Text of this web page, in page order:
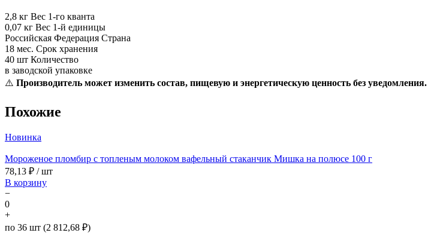
2,8 кг Вес 1-го кванта
0,07 кг Вес 1-й единицы
Российская Федерация Страна
18 мес. Срок хранения
40 шт Количество
в заводской упаковке
⚠️ Производитель может изменить состав, пищевую и энергетическую ценность без уведомления.
Похожие
Новинка
Мороженое пломбир с топленым молоком вафельный стаканчик Мишка на полюсе 100 г
78,13 ₽ / шт
В корзину
−
0
+
по 36 шт (2 812,68 ₽)